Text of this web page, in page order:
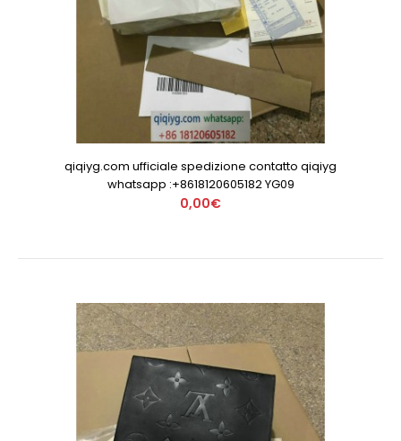
qiqiyg.com ufficiale spedizione contatto qiqiyg
whatsapp :+8618120605182 YG09
0,00€